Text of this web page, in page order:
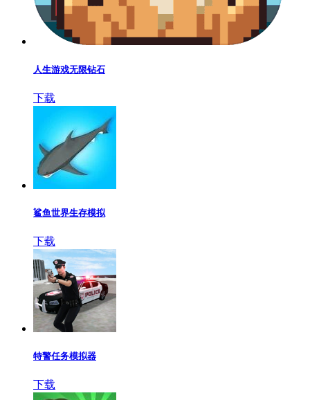
人生游戏无限钻石
下载
鲨鱼世界生存模拟
下载
特警任务模拟器
下载